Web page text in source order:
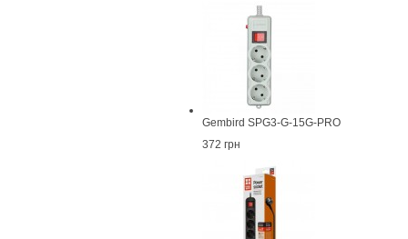
Gembird SPG3-G-15G-PRO
372 грн